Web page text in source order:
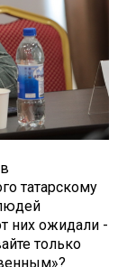
татарскому
них ожидали -
только